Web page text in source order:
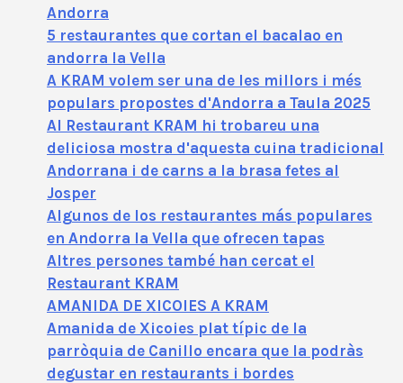
Andorra
5 restaurantes que cortan el bacalao en
andorra la Vella
A KRAM volem ser una de les millors i més
populars propostes d'Andorra a Taula 2025
Al Restaurant KRAM hi trobareu una
deliciosa mostra d'aquesta cuina tradicional
Andorrana i de carns a la brasa fetes al
Josper
Algunos de los restaurantes más populares
en Andorra la Vella que ofrecen tapas
Altres persones també han cercat el
Restaurant KRAM
AMANIDA DE XICOIES A KRAM
Amanida de Xicoies plat típic de la
parròquia de Canillo encara que la podràs
degustar en restaurants i bordes